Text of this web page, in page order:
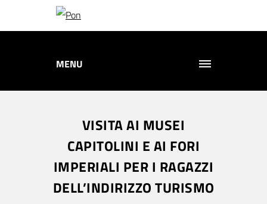
MENU
VISITA AI MUSEI
CAPITOLINI E AI FORI
IMPERIALI PER I RAGAZZI
DELL’INDIRIZZO TURISMO